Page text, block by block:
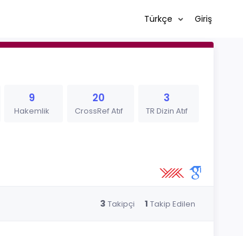
Türkçe Giriş
9
Hakemlik
20
CrossRef Atıf
3
TR Dizin Atıf
3 Takipçi 1 Takip Edilen